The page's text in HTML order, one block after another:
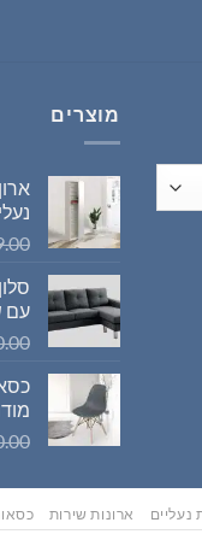
מוצרים
עם
נעליים ארונות שירות